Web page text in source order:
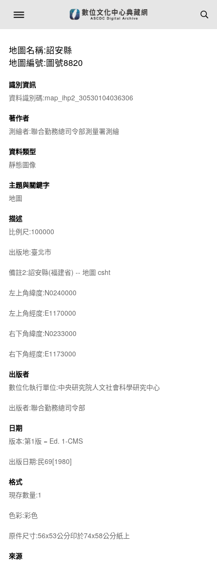
地圖名稱:詔安縣
地圖編號:圖號8820
識別資訊
資料識別碼:map_ihp2_30530104036306
著作者
測繪者:聯合勤務總司令部測量署測繪
資料類型
靜態圖像
主題與關鍵字
地圖
描述
比例尺:100000
出版地:臺北市
備註2:詔安縣(福建省) -- 地圖 csht
左上角緯度:N0240000
左上角經度:E1170000
右下角緯度:N0233000
右下角經度:E1173000
出版者
數位化執行單位:中央研究院人文社會科學研究中心
出版者:聯合勤務總司令部
日期
版本:第1版 = Ed. 1-CMS
出版日期:民69[1980]
格式
現存數量:1
色彩:彩色
原件尺寸:56x53公分印於74x58公分紙上
來源